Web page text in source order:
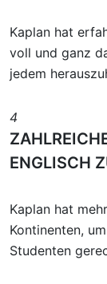
Kaplan hat
voll und ganz
jedem
4
ENGLISCH
Kaplan hat
Kontinenten,
Studenten